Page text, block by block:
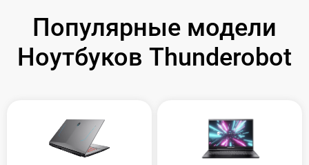
Популярные модели
Ноутбуков Thunderobot